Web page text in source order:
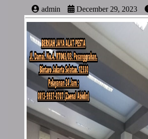
admin December 29, 2023